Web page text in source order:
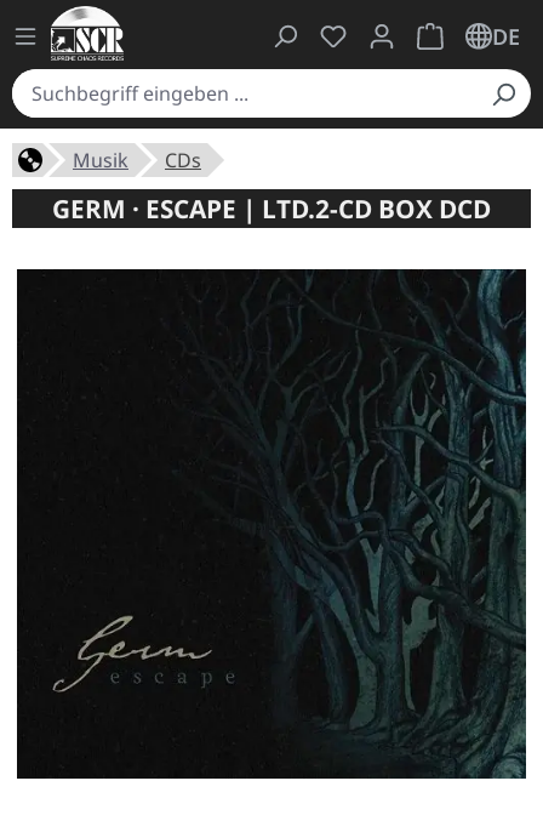
Du hast 0 Produkte
Warenkorb
DE
Musik CDs
GERM · ESCAPE | LTD.2-CD BOX DCD